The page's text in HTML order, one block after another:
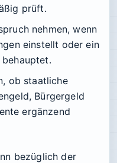
prüft.
nehmen, wenn
einstellt oder ein
ob staatliche
Bürgergeld
ergänzend
bezüglich der